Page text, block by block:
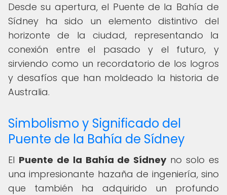
Desde su apertura, el Puente de la Bahía de
Sídney ha sido un elemento distintivo del
horizonte de la ciudad, representando la
conexión entre el pasado y el futuro, y
sirviendo como un recordatorio de los logros
y desafíos que han moldeado la historia de
Australia.
Simbolismo y Significado del
Puente de la Bahía de Sídney
El Puente de la Bahía de Sídneyno solo es
una impresionante hazaña de ingeniería, sino
que también ha adquirido un profundo